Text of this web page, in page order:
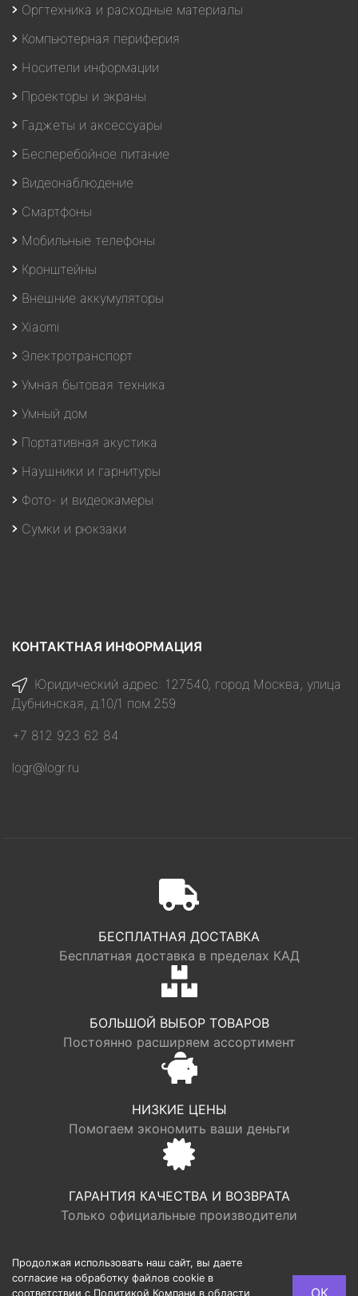
Оргтехника и расходные материалы
Компьютерная периферия
Носители информации
Проекторы и экраны
Гаджеты и аксессуары
Бесперебойное питание
Видеонаблюдение
Смартфоны
Мобильные телефоны
Кронштейны
Внешние аккумуляторы
Xiaomi
Электротранспорт
Умная бытовая техника
Умный дом
Портативная акустика
Наушники и гарнитуры
Фото- и видеокамеры
Сумки и рюкзаки
КОНТАКТНАЯ ИНФОРМАЦИЯ
Юридический адрес: 127540, город Москва, улица
Дубнинская, д.10/1 пом.259
+7 812 923 62 84
logr@logr.ru
БЕСПЛАТНАЯ ДОСТАВКА
Бесплатная доставка в пределах КАД
БОЛЬШОЙ ВЫБОР ТОВАРОВ
Постоянно расширяем ассортимент
НИЗКИЕ ЦЕНЫ
Помогаем экономить ваши деньги
ГАРАНТИЯ КАЧЕСТВА И ВОЗВРАТА
Только официальные производители
© LOGR | ООО “ФАБРИК ХАУС”, ОГРН 1117746193949,
Продолжая использовать наш сайт, вы даете
согласие на обработку файлов cookie в
соответствии с Политикой Компани в области
ОК